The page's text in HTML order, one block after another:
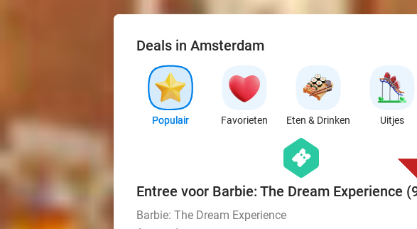
Deals in Amsterdam
Populair Favorieten Eten & Drinken Uitjes
hexagon
events
Entree voor Barbie: The Dream Experience
Barbie: The Dream Experience